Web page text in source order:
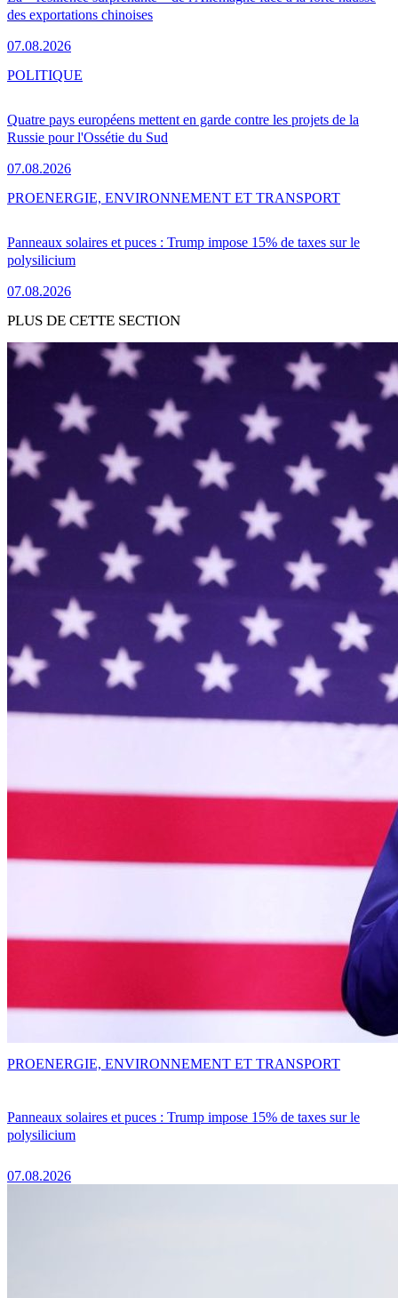
des exportations chinoises
07.08.2026
Quatre pays européens mettent en garde contre les projets de la
Russie pour l'Ossétie du Sud
07.08.2026
POLITIQUE
Panneaux solaires et puces : Trump impose 15% de taxes sur le
polysilicium
07.08.2026
PROENERGIE, ENVIRONNEMENT ET TRANSPORT
PLUS DE CETTE SECTION
Panneaux solaires et puces : Trump impose 15% de taxes sur le
polysilicium
07.08.2026
PROENERGIE, ENVIRONNEMENT ET TRANSPORT